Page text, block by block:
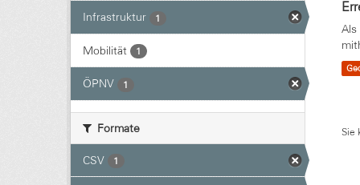
Infrastruktur 1
Mobilität 1
ÖPNV 1
Formate
CSV 1
Sie